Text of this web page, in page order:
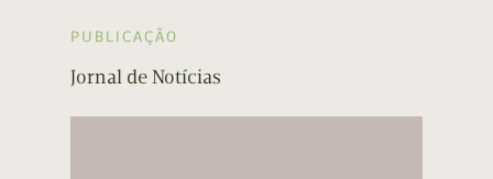
PUBLICAÇÃO
Jornal de Notícias